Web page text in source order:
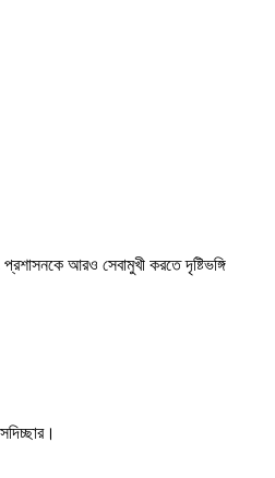
আরও সেবামুখী করতে দৃষ্টিভঙ্গি